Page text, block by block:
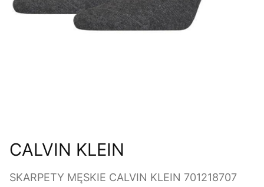
CALVIN KLEIN
SKARPETY MĘSKIE CALVIN KLEIN 701218707